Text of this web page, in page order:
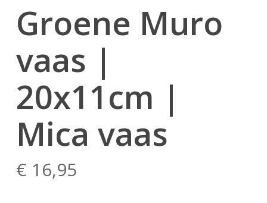
Groene Muro
vaas |
20x11cm |
Mica vaas
€ 16,95